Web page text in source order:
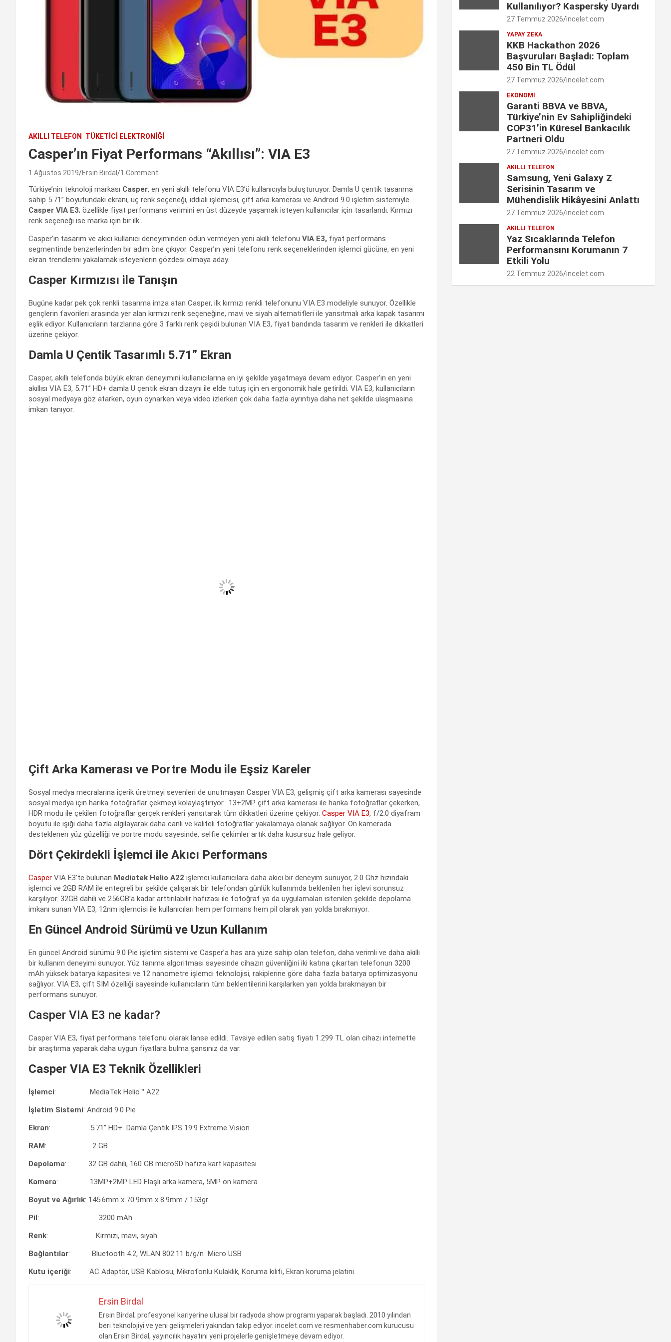
AKILLI TELEFON TÜKETICI ELEKTRONIĞI
Casper’ın Fiyat Performans “Akıllısı”: VIA E3
1 Ağustos 2019 Ersin Birdal 1 Comment
Türkiye’nin teknoloji markası Casper, en yeni akıllı telefonu VIA E3’ü kullanıcıyla buluşturuyor. Damla U çentik tasarıma
sahip 5.71” boyutundaki ekranı, üç renk seçeneği, iddialı işlemcisi, çift arka kamerası ve Android 9.0 işletim sistemiyle
Casper VIA E3; özellikle fiyat performans verimini en üst düzeyde yaşamak isteyen kullanıcılar için tasarlandı. Kırmızı
renk seçeneği ise marka için bir ilk…
Casper’ın tasarım ve akıcı kullanıcı deneyiminden ödün vermeyen yeni akıllı telefonu VIA E3, fiyat performans
segmentinde benzerlerinden bir adım öne çıkıyor. Casper’ın yeni telefonu renk seçeneklerinden işlemci gücüne, en yeni
ekran trendlerini yakalamak isteyenlerin gözdesi olmaya aday.
Casper Kırmızısı ile Tanışın
Bugüne kadar pek çok renkli tasarıma imza atan Casper, ilk kırmızı renkli telefonunu VIA E3 modeliyle sunuyor. Özellikle
gençlerin favorileri arasında yer alan kırmızı renk seçeneğine, mavi ve siyah alternatifleri ile yansıtmalı arka kapak tasarımı
eşlik ediyor. Kullanıcıların tarzlarına göre 3 farklı renk çeşidi bulunan VIA E3, fiyat bandında tasarım ve renkleri ile dikkatleri
üzerine çekiyor.
Damla U Çentik Tasarımlı 5.71” Ekran
Casper, akıllı telefonda büyük ekran deneyimini kullanıcılarına en iyi şekilde yaşatmaya devam ediyor. Casper’ın en yeni
akıllısı VIA E3, 5.71’’ HD+ damla U çentik ekran dizaynı ile elde tutuş için en ergonomik hale getirildi. VIA E3, kullanıcıların
sosyal medyaya göz atarken, oyun oynarken veya video izlerken çok daha fazla ayrıntıya daha net şekilde ulaşmasına
imkan tanıyor.
Çift Arka Kamerası ve Portre Modu ile Eşsiz Kareler
Sosyal medya mecralarına içerik üretmeyi sevenleri de unutmayan Casper VIA E3, gelişmiş çift arka kamerası sayesinde
sosyal medya için harika fotoğraflar çekmeyi kolaylaştırıyor. 13+2MP çift arka kamerası ile harika fotoğraflar çekerken,
HDR modu ile çekilen fotoğraflar gerçek renkleri yansıtarak tüm dikkatleri üzerine çekiyor. Casper VIA E3, f/2.0 diyafram
boyutu ile ışığı daha fazla algılayarak daha canlı ve kaliteli fotoğraflar yakalamaya olanak sağlıyor. Ön kamerada
desteklenen yüz güzelliği ve portre modu sayesinde, selfie çekimler artık daha kusursuz hale geliyor.
Dört Çekirdekli İşlemci ile Akıcı Performans
Casper VIA E3’te bulunan Mediatek Helio A22 işlemci kullanıcılara daha akıcı bir deneyim sunuyor, 2.0 Ghz hızındaki
işlemci ve 2GB RAM ile entegreli bir şekilde çalışarak bir telefondan günlük kullanımda beklenilen her işlevi sorunsuz
karşılıyor. 32GB dahili ve 256GB’a kadar arttırılabilir hafızası ile fotoğraf ya da uygulamaları istenilen şekilde depolama
imkanı sunan VIA E3, 12nm işlemcisi ile kullanıcıları hem performans hem pil olarak yarı yolda bırakmıyor.
En Güncel Android Sürümü ve Uzun Kullanım
En güncel Android sürümü 9.0 Pie işletim sistemi ve Casper’a has ara yüze sahip olan telefon, daha verimli ve daha akıllı
bir kullanım deneyimi sunuyor. Yüz tanıma algoritması sayesinde cihazın güvenliğini iki katına çıkartan telefonun 3200
mAh yüksek batarya kapasitesi ve 12 nanometre işlemci teknolojisi, rakiplerine göre daha fazla batarya optimizasyonu
sağlıyor. VIA E3, çift SIM özelliği sayesinde kullanıcıların tüm beklentilerini karşılarken yarı yolda bırakmayan bir
performans sunuyor.
Casper VIA E3 ne kadar?
Casper VIA E3, fiyat performans telefonu olarak lanse edildi. Tavsiye edilen satış fiyatı 1.299 TL olan cihazı internette
bir araştırma yaparak daha uygun fiyatlara bulma şansınız da var.
Casper VIA E3 Teknik Özellikleri
İşlemci: MediaTek Helio™ A22
İşletim Sistemi: Android 9.0 Pie
Ekran: 5.71’’ HD+ Damla Çentik IPS 19:9 Extreme Vision
RAM: 2 GB
Depolama: 32 GB dahili, 160 GB microSD hafıza kart kapasitesi
Kamera: 13MP+2MP LED Flaşlı arka kamera, 5MP ön kamera
Boyut ve Ağırlık: 145.6mm x 70.9mm x 8.9mm / 153gr
Pil: 3200 mAh
Renk: Kırmızı, mavi, siyah
Bağlantılar: Bluetooth 4.2, WLAN 802.11 b/g/n Micro USB
Kutu içeriği: AC Adaptör, USB Kablosu, Mikrofonlu Kulaklık, Koruma kılıfı, Ekran koruma jelatini.
Ersin Birdal
Ersin Birdal; profesyonel kariyerine ulusal bir radyoda show programı yaparak başladı. 2010 yılından
beri teknolojiyi ve yeni gelişmeleri yakından takip ediyor. incelet.com ve resmenhaber.com kurucusu
olan Ersin Birdal, yayıncılık hayatını yeni projelerle genişletmeye devam ediyor.
o
k
m
I
r
e
h
a
n
e
Kullanılıyor? Kaspersky Uyardı
27 Temmuz 2026 incelet.com
YAPAY ZEKA
KKB Hackathon 2026
Başvuruları Başladı: Toplam
450 Bin TL Ödül
27 Temmuz 2026 incelet.com
EKONOMI
Garanti BBVA ve BBVA,
Türkiye’nin Ev Sahipliğindeki
COP31’in Küresel Bankacılık
Partneri Oldu
27 Temmuz 2026 incelet.com
AKILLI TELEFON
Samsung, Yeni Galaxy Z
Serisinin Tasarım ve
Mühendislik Hikâyesini Anlattı
27 Temmuz 2026 incelet.com
AKILLI TELEFON
Yaz Sıcaklarında Telefon
Performansını Korumanın 7
Etkili Yolu
22 Temmuz 2026 incelet.com